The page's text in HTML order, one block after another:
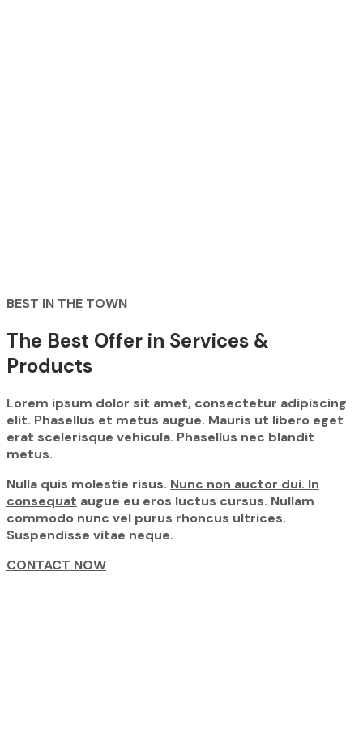
BEST IN THE TOWN
The Best Offer in Services &
Products
Lorem ipsum dolor sit amet, consectetur adipiscing
elit. Phasellus et metus augue. Mauris ut libero eget
erat scelerisque vehicula. Phasellus nec blandit
metus.
Nulla quis molestie risus. Nunc non auctor dui. In
consequat augue eu eros luctus cursus. Nullam
commodo nunc vel purus rhoncus ultrices.
Suspendisse vitae neque.
CONTACT NOW